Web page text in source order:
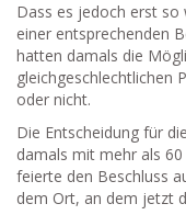
Dass es jedoch erst so
einer entsprechenden
hatten damals die
gleichgeschlechtlichen
oder nicht.
Die Entscheidung für
damals mit mehr als
feierte den Beschluss
dem Ort, an dem jetzt